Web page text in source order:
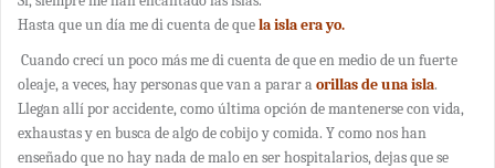
Hasta que un día me di cuenta de quela isla era yo.
Cuando crecí un poco más me di cuenta de que en medio de un fuerte
oleaje, a veces, hay personas que van a parar a orillas de una isla.
Llegan allí por accidente, como última opción de mantenerse con vida,
exhaustas y en busca de algo de cobijo y comida. Y como nos han
enseñado que no hay nada de malo en ser hospitalarios, dejas que se